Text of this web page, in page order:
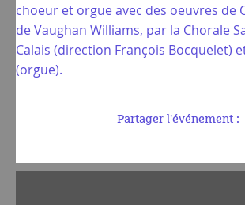
choeur et orgue avec des oeuvres de
de Vaughan Williams, par la Chorale
Calais (direction François Bocquelet)
(orgue).
Partager l'événement :